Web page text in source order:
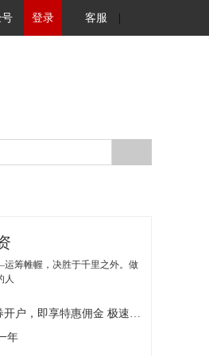
号 登录 客服
筹帷幄，决胜于千里之外。做
人
户，即享特惠佣金 极速开户
年